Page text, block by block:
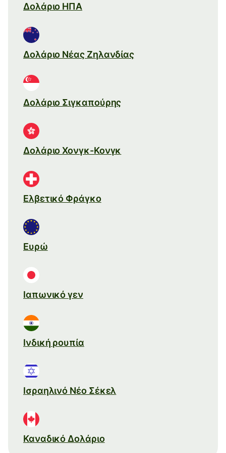
Δολάριο ΗΠΑ
Δολάριο Νέας Ζηλανδίας
Δολάριο Σιγκαπούρης
Δολάριο Χονγκ-Κονγκ
Ελβετικό Φράγκο
Ευρώ
Ιαπωνικό γεν
Ινδική ρουπία
Ισραηλινό Νέο Σέκελ
Καναδικό Δολάριο